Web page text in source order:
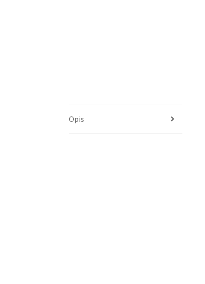
Opis